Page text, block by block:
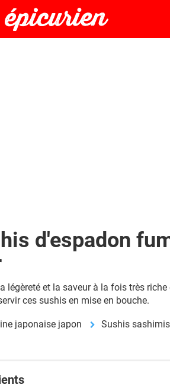
d'espadon
légèreté et la saveur à la fois très
ces sushis en mise en bouche.
japonaise japon Sushis sashimis